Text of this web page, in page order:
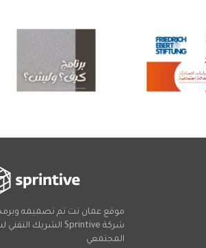
موقع عمان نت تم تصميمه
شركة Sprintive الشريك التقني
المجتمعي